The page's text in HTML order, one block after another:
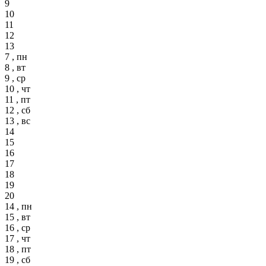
9
10
11
12
13
7 , пн
8 , вт
9 , ср
10 , чт
11 , пт
12 , сб
13 , вс
14
15
16
17
18
19
20
14 , пн
15 , вт
16 , ср
17 , чт
18 , пт
19 , сб